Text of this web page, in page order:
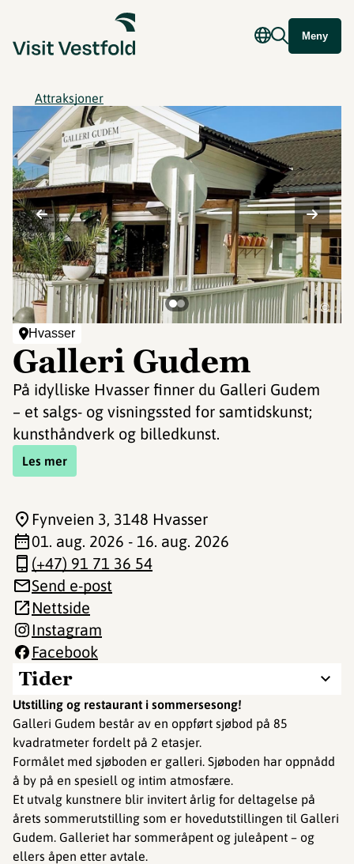
Meny
Attraksjoner
Hvasser
Galleri Gudem
På idylliske Hvasser finner du Galleri Gudem
– et salgs- og visningssted for samtidskunst;
kunsthåndverk og billedkunst.
Les mer
©
Tider
Utstilling og restaurant i sommersesong!
Galleri Gudem består av en oppført sjøbod på 85
kvadratmeter fordelt på 2 etasjer.
Formålet med sjøboden er galleri. Sjøboden har oppnådd
å by på en spesiell og intim atmosfære.
Et utvalg kunstnere blir invitert årlig for deltagelse på
årets sommerutstilling som er hovedutstillingen til Galleri
Gudem. Galleriet har sommeråpent og juleåpent – og
ellers åpen etter avtale.
Fynveien 3, 3148 Hvasser
01. aug. 2026 - 16. aug. 2026
(+47) 91 71 36 54
Send e-post
Nettside
Instagram
Facebook